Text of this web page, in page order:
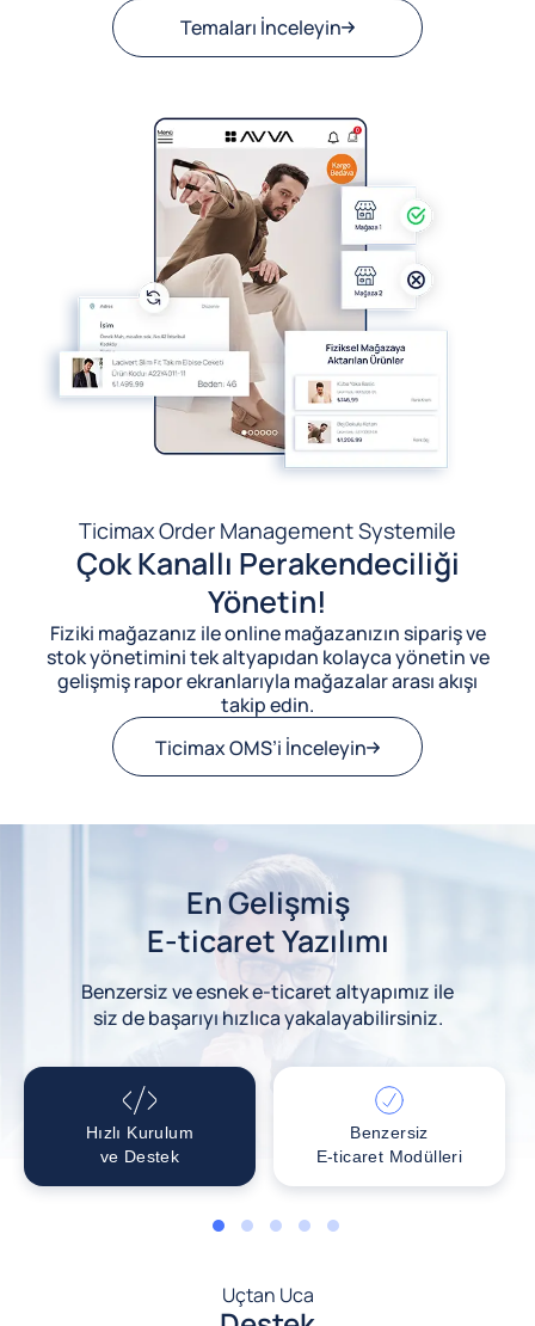
Temaları İnceleyin
Ticimax Order Management Systemile
Çok Kanallı Perakendeciliği
Yönetin!
Fiziki mağazanız ile online mağazanızın sipariş ve
stok yönetimini tek altyapıdan kolayca yönetin ve
gelişmiş rapor ekranlarıyla mağazalar arası akışı
takip edin.
Ticimax OMS’i İnceleyin
En Gelişmiş
E-ticaret Yazılımı
Benzersiz ve esnek e-ticaret altyapımız ile
siz de başarıyı hızlıca yakalayabilirsiniz.
Hızlı Kurulum
ve Destek
Benzersiz
E-ticaret Modülleri
1 2 3 4 5
Uçtan Uca